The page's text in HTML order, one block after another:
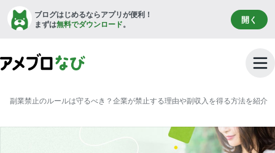
ブログはじめるならアプリが便利！
まずは無料でダウンロード。 開く
副業禁止のルールは守るべき？企業が禁止する理由や副収入を得る方法を紹介